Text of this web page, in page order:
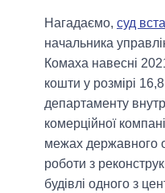
Нагадаємо, суд
начальника
Комаха навесні
кошти у розмірі
департаменту
комерційної
межах державного
роботи з
будівлі одного з